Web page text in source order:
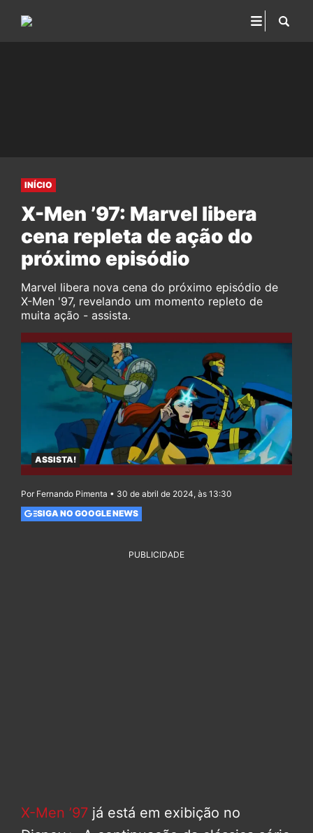
INÍCIO
X-Men ’97: Marvel libera
cena repleta de ação do
próximo episódio
Marvel libera nova cena do próximo episódio de
X-Men '97, revelando um momento repleto de
muita ação - assista.
ASSISTA!
Por Fernando Pimenta • 30 de abril de 2024, às 13:30
SIGA NO GOOGLE NEWS
PUBLICIDADE
X-Men ’97 já está em exibição no